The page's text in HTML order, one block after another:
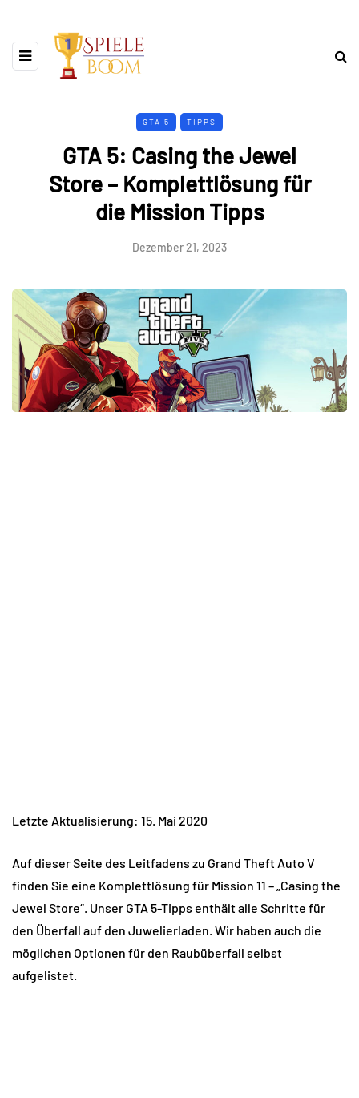
GTA 5 TIPPS
GTA 5: Casing the Jewel
Store – Komplettlösung für
die Mission Tipps
Dezember 21, 2023
Letzte Aktualisierung: 15. Mai 2020
Auf dieser Seite des Leitfadens zu Grand Theft Auto V
finden Sie eine Komplettlösung für Mission 11 – „Casing the
Jewel Store“. Unser GTA 5-Tipps enthält alle Schritte für
den Überfall auf den Juwelierladen. Wir haben auch die
möglichen Optionen für den Raubüberfall selbst
aufgelistet.